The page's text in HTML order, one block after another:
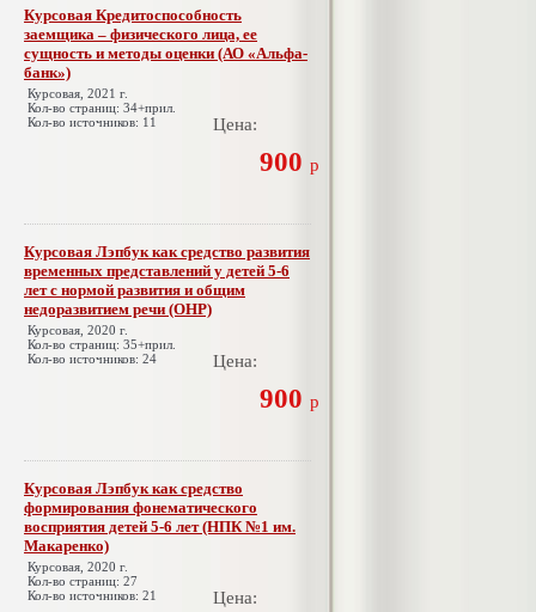
Курсовая Кредитоспособность
заемщика – физического лица, ее
сущность и методы оценки (АО «Альфа-
банк»)
Курсовая, 2021 г.
Кол-во страниц: 34+прил.
Кол-во источников: 11
Цена:
900 р
Курсовая Лэпбук как средство развития
временных представлений у детей 5-6
лет с нормой развития и общим
недоразвитием речи (ОНР)
Курсовая, 2020 г.
Кол-во страниц: 35+прил.
Кол-во источников: 24
Цена:
900 р
Курсовая Лэпбук как средство
формирования фонематического
восприятия детей 5-6 лет (НПК №1 им.
Макаренко)
Курсовая, 2020 г.
Кол-во страниц: 27
Кол-во источников: 21
Цена: